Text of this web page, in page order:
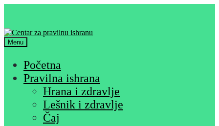
Menu
Početna
Pravilna ishrana
Hrana i zdravlje
Lešnik i zdravlje
Čaj